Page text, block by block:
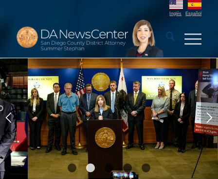
Inglés Español
Fiscalía Lanza Campaña de
Prevención de Estafas contra
Personas Mayores
1 2 5